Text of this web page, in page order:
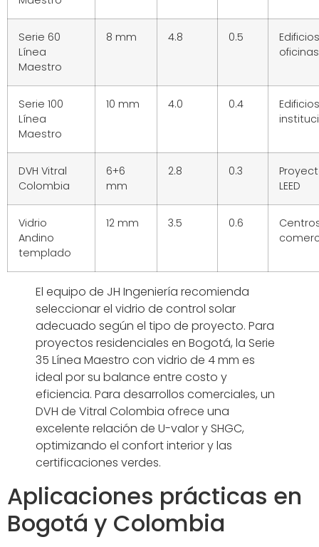
Serie 60
Línea
Maestro
8 mm 4.8 0.5
oficinas
Serie 100
Línea
Maestro
10 mm 4.0 0.4
Edificios
DVH Vitral
Colombia
6+6
mm
2.8 0.3
LEED
Vidrio
Andino
templado
12 mm 3.5 0.6
El equipo de JH Ingeniería recomienda
seleccionar el vidrio de control solar
adecuado según el tipo de proyecto. Para
proyectos residenciales en Bogotá, la Serie
35 Línea Maestro con vidrio de 4 mm es
ideal por su balance entre costo y
eficiencia. Para desarrollos comerciales, un
DVH de Vitral Colombia ofrece una
excelente relación de U-valor y SHGC,
optimizando el confort interior y las
certificaciones verdes.
Aplicaciones prácticas en
Bogotá y Colombia